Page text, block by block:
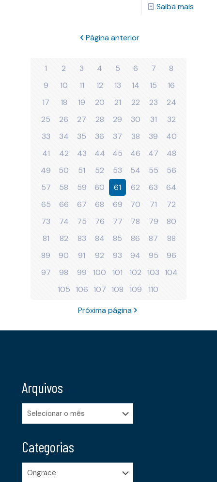
Saiba mais
Página anterior
1 2 3 4 5 6 7
8
9
10 11 12 13 14 15
16
17
18 19 20 21 22 23
24
25
26 27 28 29 30 31
32
33
34 35 36 37 38 39
40
41
42 43 44 45 46 47
48
49
50 51 52 53 54 55
56
57
58 59 60 61 62 63
64
65
66 67 68 69 70 71
72
73
74 75 76 77 78 79
80
81
82 83 84 85 86 87
88
89
90 91 92 93 94 95
96
97
98 99 100 101 102 103 104
105
106 107 108 109 110
Próxima página
Arquivos
Arquivos
Categorias
Categorias